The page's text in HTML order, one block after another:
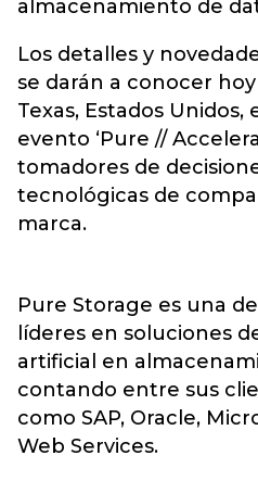
almacenamiento de
Los detalles y
se darán a conocer
Texas, Estados Unidos,
evento ‘Pure //
tomadores de
tecnológicas de
marca.
Pure Storage es una
líderes en soluciones
artificial en
contando entre sus
como SAP, Oracle,
Web Services.